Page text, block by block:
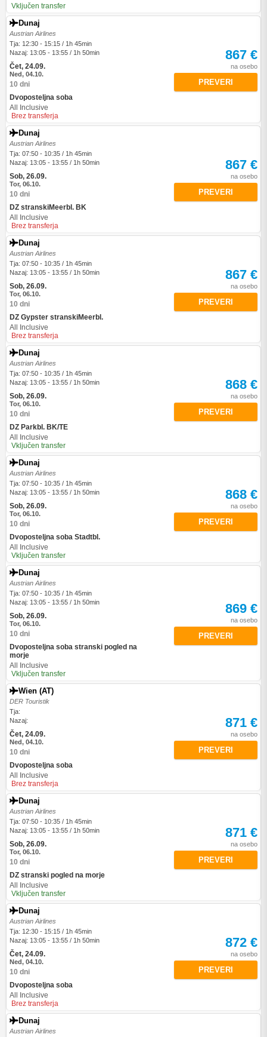
Vključen transfer
Dunaj
Austrian Airlines
Tja: 12:30 - 15:15 / 1h 45min
Nazaj: 13:05 - 13:55 / 1h 50min
Čet, 24.09.
Ned, 04.10.
10 dni
Dvoposteljna soba
All Inclusive
Brez transferja
867 €
na osebo
PREVERI
Dunaj
Austrian Airlines
Tja: 07:50 - 10:35 / 1h 45min
Nazaj: 13:05 - 13:55 / 1h 50min
Sob, 26.09.
Tor, 06.10.
10 dni
DZ stranskiMeerbl. BK
All Inclusive
Brez transferja
867 €
na osebo
PREVERI
Dunaj
Austrian Airlines
Tja: 07:50 - 10:35 / 1h 45min
Nazaj: 13:05 - 13:55 / 1h 50min
Sob, 26.09.
Tor, 06.10.
10 dni
DZ Gypster stranskiMeerbl.
All Inclusive
Brez transferja
867 €
na osebo
PREVERI
Dunaj
Austrian Airlines
Tja: 07:50 - 10:35 / 1h 45min
Nazaj: 13:05 - 13:55 / 1h 50min
Sob, 26.09.
Tor, 06.10.
10 dni
DZ Parkbl. BK/TE
All Inclusive
Vključen transfer
868 €
na osebo
PREVERI
Dunaj
Austrian Airlines
Tja: 07:50 - 10:35 / 1h 45min
Nazaj: 13:05 - 13:55 / 1h 50min
Sob, 26.09.
Tor, 06.10.
10 dni
Dvoposteljna soba Stadtbl.
All Inclusive
Vključen transfer
868 €
na osebo
PREVERI
Dunaj
Austrian Airlines
Tja: 07:50 - 10:35 / 1h 45min
Nazaj: 13:05 - 13:55 / 1h 50min
Sob, 26.09.
Tor, 06.10.
10 dni
Dvoposteljna soba stranski pogled na
morje
All Inclusive
Vključen transfer
869 €
na osebo
PREVERI
Wien (AT)
DER Touristik
Tja:
Nazaj:
Čet, 24.09.
Ned, 04.10.
10 dni
Dvoposteljna soba
All Inclusive
Brez transferja
871 €
na osebo
PREVERI
Dunaj
Austrian Airlines
Tja: 07:50 - 10:35 / 1h 45min
Nazaj: 13:05 - 13:55 / 1h 50min
Sob, 26.09.
Tor, 06.10.
10 dni
DZ stranski pogled na morje
All Inclusive
Vključen transfer
871 €
na osebo
PREVERI
Dunaj
Austrian Airlines
Tja: 12:30 - 15:15 / 1h 45min
Nazaj: 13:05 - 13:55 / 1h 50min
Čet, 24.09.
Ned, 04.10.
10 dni
Dvoposteljna soba
All Inclusive
Brez transferja
872 €
na osebo
PREVERI
Dunaj
Austrian Airlines